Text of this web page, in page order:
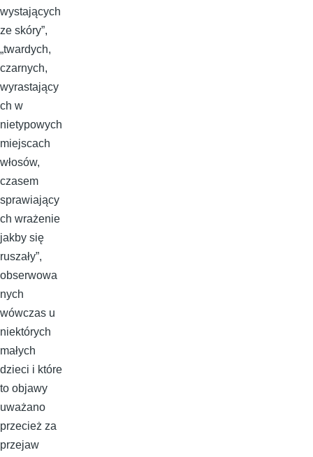
wystających
ze skóry”,
„twardych,
czarnych,
wyrastający
ch w
nietypowych
miejscach
włosów,
czasem
sprawiający
ch wrażenie
jakby się
ruszały”,
obserwowa
nych
wówczas u
niektórych
małych
dzieci i które
to objawy
uważano
przecież za
przejaw